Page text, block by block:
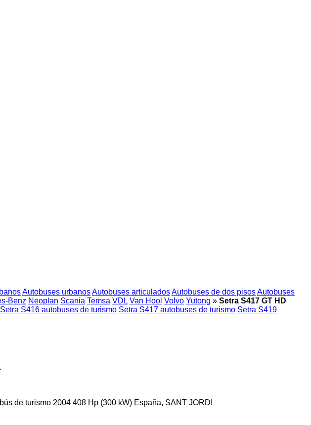
Autobuses urbanosAutobuses articuladosAutobuses de dos pisosAutobuses
Benz Neoplan Scania Temsa VDL Van Hool Volvo Yutong » Setra S417 GT HD
Setra S416 autobuses de turismo Setra S417 autobuses de turismo Setra S419
de turismo 2004 408 Hp (300 kW) España, SANT JORDI